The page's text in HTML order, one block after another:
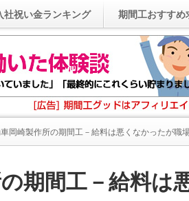
社祝い金ランキング 期間工おすすめ
岡崎製作所の期間工－給料は悪くなかったが職
期間工－給料は